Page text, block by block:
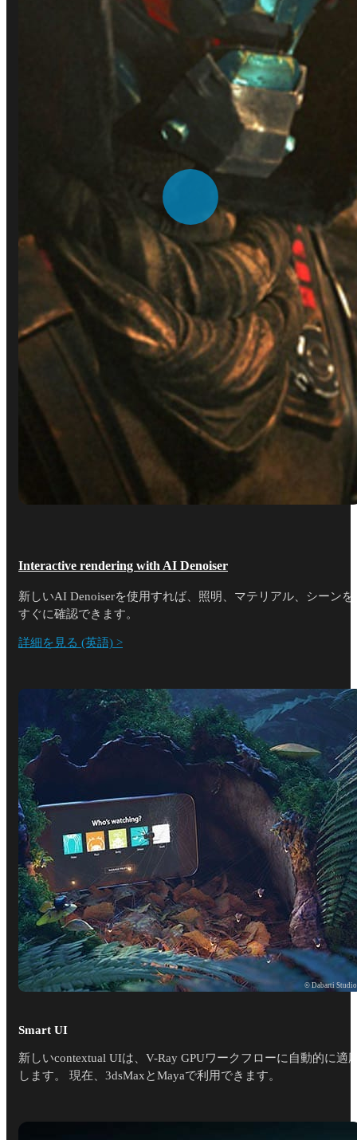
Interactive rendering with AI Denoiser
新しいAI Denoiserを使用すれば、照明、マテリアル、シーンを
すぐに確認できます。
詳細を見る (英語) >
© Dabarti Studio
Smart UI
新しいcontextual UIは、V-Ray GPUワークフローに自動的に適
します。 現在、3dsMaxとMayaで利用できます。